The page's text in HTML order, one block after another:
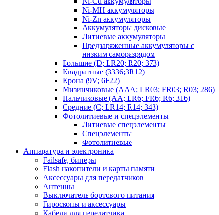
Ni-MH аккумуляторы
Ni-Zn аккумуляторы
Аккумуляторы дисковые
Литиевые аккумуляторы
Предзаряженные аккумуляторы с
низким саморазрядом
Большие (D; LR20; R20; 373)
Квадратные (3336;3R12)
Крона (9V; 6F22)
Мизинчиковые (AAA; LR03; FR03; R03; 286)
Пальчиковые (AA; LR6; FR6; R6; 316)
Средние (C; LR14; R14; 343)
Фотолитиевые и спецэлементы
Литиевые спецэлементы
Спецэлементы
Фотолитиевые
Аппаратура и электроника
Failsafe, биперы
Flash накопители и карты памяти
Аксессуары для передатчиков
Антенны
Выключатель бортового питания
Гироскопы и аксессуары
Кабели для передатчика